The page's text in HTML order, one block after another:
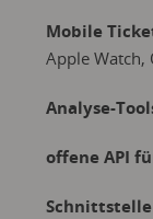
Mobile
Apple Watch,
Analyse-
offene API